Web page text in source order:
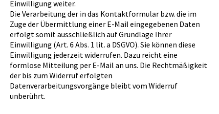
Einwilligung weiter.
Die Verarbeitung der in das Kontaktformular bzw. die im
Zuge der Übermittlung einer E-Mail eingegebenen Daten
erfolgt somit ausschließlich auf Grundlage Ihrer
Einwilligung (Art. 6 Abs. 1 lit. a DSGVO). Sie können diese
Einwilligung jederzeit widerrufen. Dazu reicht eine
formlose Mitteilung per E-Mail an uns. Die Rechtmäßigkeit
der bis zum Widerruf erfolgten
Datenverarbeitungsvorgänge bleibt vom Widerruf
unberührt.